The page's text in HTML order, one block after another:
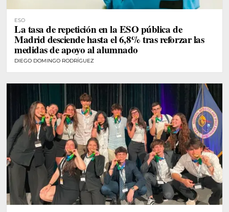
ESO
La tasa de repetición en la ESO pública de
Madrid desciende hasta el 6,8% tras reforzar las
medidas de apoyo al alumnado
DIEGO DOMINGO RODRÍGUEZ